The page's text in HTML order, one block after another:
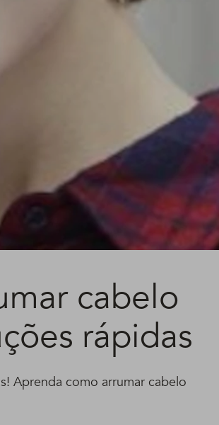
cabelo
rápidas
Aprenda como arrumar cabelo